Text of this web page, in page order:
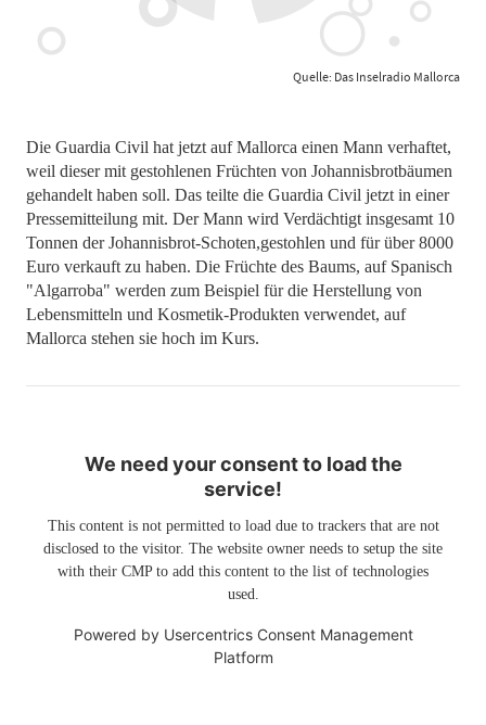
Quelle: Das Inselradio Mallorca
Die Guardia Civil hat jetzt auf Mallorca einen Mann verhaftet,
weil dieser mit gestohlenen Früchten von Johannisbrotbäumen
gehandelt haben soll. Das teilte die Guardia Civil jetzt in einer
Pressemitteilung mit. Der Mann wird Verdächtigt insgesamt 10
Tonnen der Johannisbrot-Schoten,gestohlen und für über 8000
Euro verkauft zu haben. Die Früchte des Baums, auf Spanisch
"Algarroba" werden zum Beispiel für die Herstellung von
Lebensmitteln und Kosmetik-Produkten verwendet, auf
Mallorca stehen sie hoch im Kurs.
We need your consent to load the
service!
This content is not permitted to load due to trackers that are not
disclosed to the visitor. The website owner needs to setup the site
with their CMP to add this content to the list of technologies
used.
Powered by Usercentrics Consent Management
Platform